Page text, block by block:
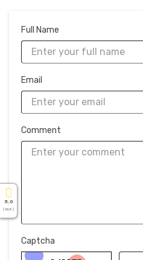
Full Name
Email
Comment
Captcha
5.0
( On 5 )